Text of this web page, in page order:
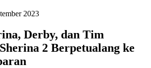
2023
Derby, dan Tim
2 Berpetualang ke